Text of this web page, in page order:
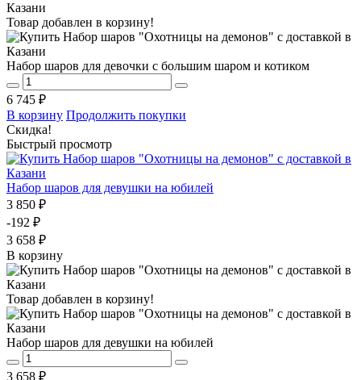
Товар добавлен в корзину!
Набор шаров для девочки с большим шаром и котиком
6 745 ₽
В корзину Продолжить покупки
Скидка!
Быстрый просмотр
Набор шаров для девушки на юбилей
3 850 ₽
-192 ₽
3 658 ₽
В корзину
Товар добавлен в корзину!
Набор шаров для девушки на юбилей
3 658 ₽